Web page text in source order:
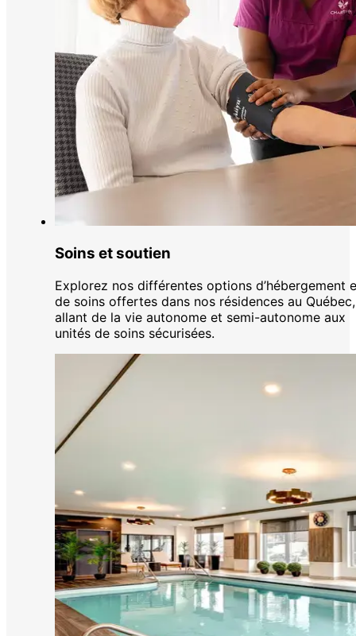
Soins et soutien
Explorez nos différentes options d’hébergement
de soins offertes dans nos résidences au Québec,
allant de la vie autonome et semi-autonome aux
unités de soins sécurisées.